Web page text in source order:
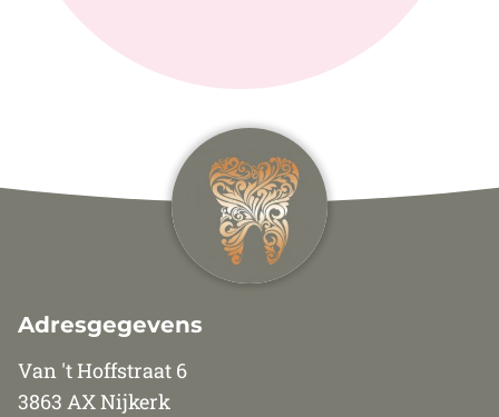
Adresgegevens
Van 't Hoffstraat 6
3863 AX Nijkerk